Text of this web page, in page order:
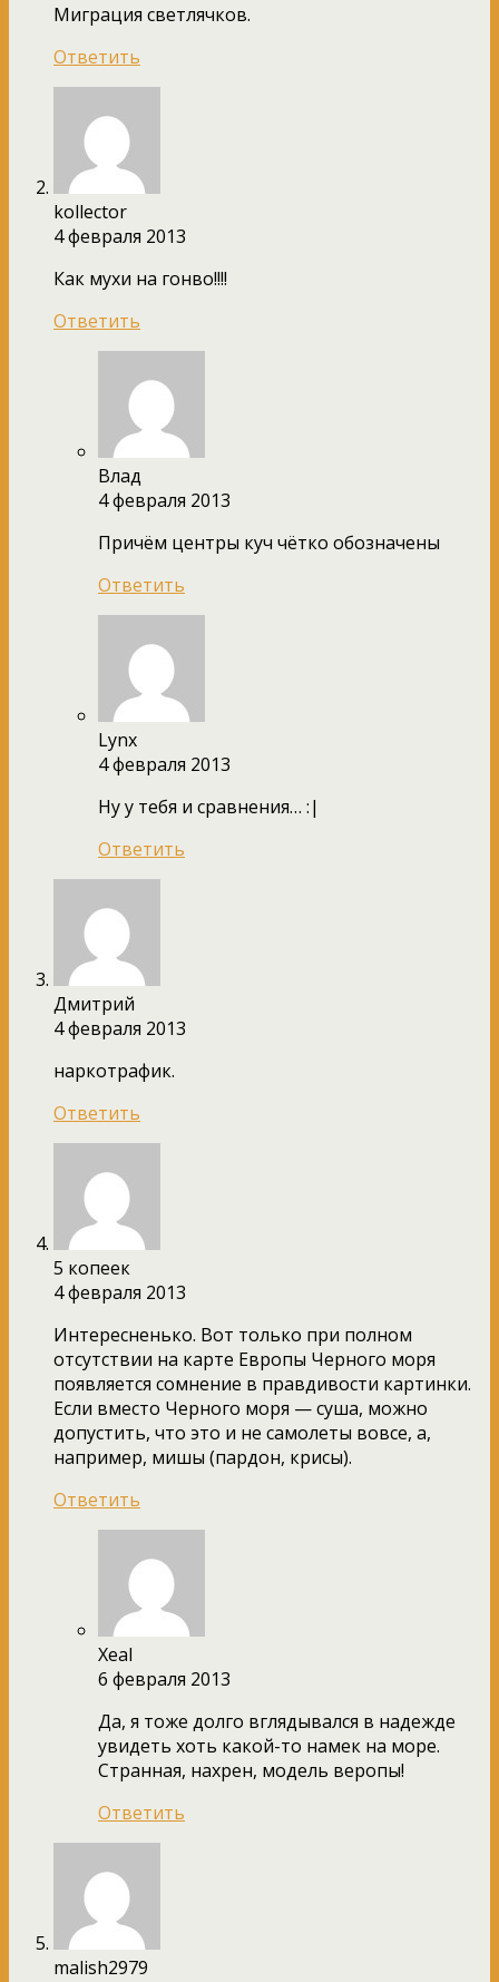
Миграция светлячков.
Ответить
kollector
4 февраля 2013
Как мухи на гонво!!!!
Ответить
Влад
4 февраля 2013
Причём центры куч чётко обозначены
Ответить
Lynx
4 февраля 2013
Ну у тебя и сравнения… :|
Ответить
Дмитрий
4 февраля 2013
наркотрафик.
Ответить
5 копеек
4 февраля 2013
Интересненько. Вот только при полном
отсутствии на карте Европы Черного моря
появляется сомнение в правдивости картинки.
Если вместо Черного моря — суша, можно
допустить, что это и не самолеты вовсе, а,
например, мишы (пардон, крисы).
Ответить
Xeal
6 февраля 2013
Да, я тоже долго вглядывался в надежде
увидеть хоть какой-то намек на море.
Странная, нахрен, модель веропы!
Ответить
malish2979